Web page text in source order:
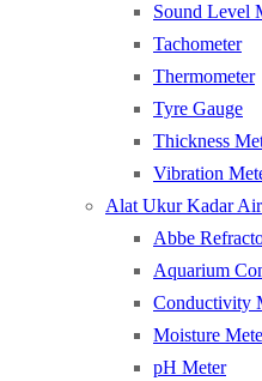
Sound Level
Tachometer
Thermometer
Tyre Gauge
Thickness
Vibration
Alat Ukur Kadar Air
Abbe
Aquarium
Conductivity
Moisture
pH Meter